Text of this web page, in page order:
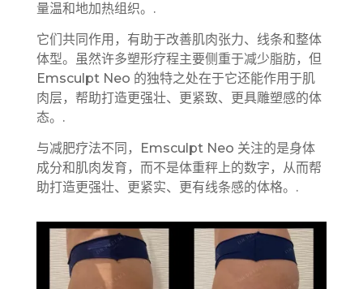
量温和地加热组织。.
它们共同作用，有助于改善肌肉张力、线条和整体
体型。虽然许多塑形疗程主要侧重于减少脂肪，但
Emsculpt Neo 的独特之处在于它还能作用于肌
肉层，帮助打造更强壮、更紧致、更具雕塑感的体
态。.
与减肥疗法不同，Emsculpt Neo 关注的是身体
成分和肌肉发育，而不是体重秤上的数字，从而帮
助打造更强壮、更紧实、更有线条感的体格。.